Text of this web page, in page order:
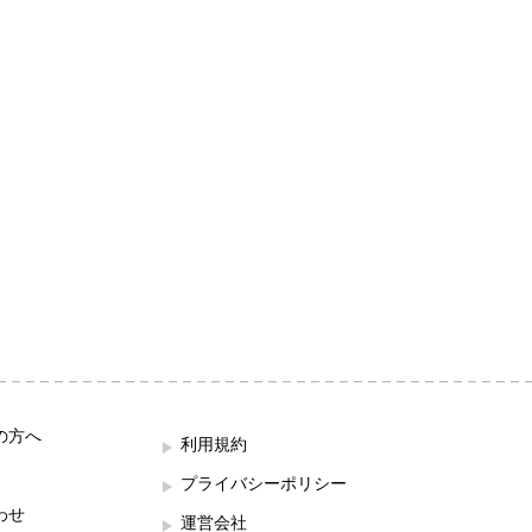
方へ
せ
利用規約
プライバシーポリシー
運営会社